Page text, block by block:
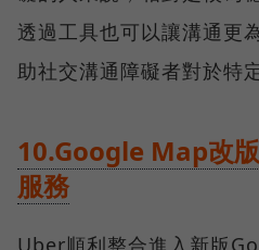
透過工具也可以讓溝通更
助社交溝通障礙者對於特
10.Google Map改
服務